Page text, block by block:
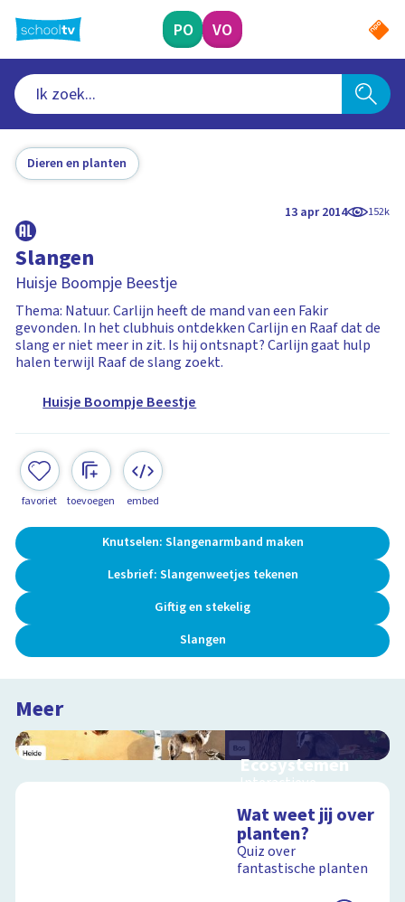
naar
hoofdinhoud
PO VO
Dieren en planten
13 apr 2014 152k
Slangen
Huisje Boompje Beestje
Thema: Natuur. Carlijn heeft de mand van een Fakir
gevonden. In het clubhuis ontdekken Carlijn en Raaf dat de
slang er niet meer in zit. Is hij ontsnapt? Carlijn gaat hulp
halen terwijl Raaf de slang zoekt.
Huisje Boompje Beestje
favoriet toevoegen embed
Knutselen: Slangenarmband maken
Lesbrief: Slangenweetjes tekenen
Giftig en stekelig
Slangen
Meer
Ecosystemen
Interactieve
Veluwe
Wat weet jij over
planten?
Quiz over
fantastische planten